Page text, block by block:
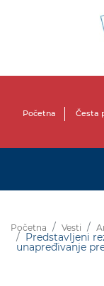
Početna Česta
Početna Vesti
Predstavljeni
unapređivanje